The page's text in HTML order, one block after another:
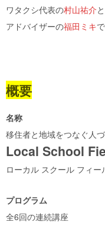
ワタクシ代表の村山祐介と
アドバイザーの福田ミキ
概要
名称
移住者と地域をつなぐ人
Local School
ローカル スクール フィー
プログラム
全6回の連続講座